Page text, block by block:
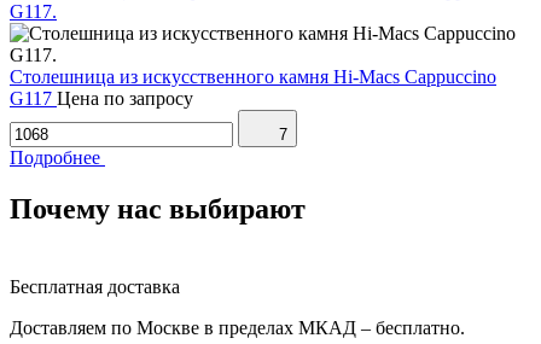
Столешница из искусственного камня Hi-Macs Cappuccino
G117 Цена по запросу
7
Подробнее
Почему нас выбирают
Бесплатная доставка
Доставляем по Москве в пределах МКАД – бесплатно.